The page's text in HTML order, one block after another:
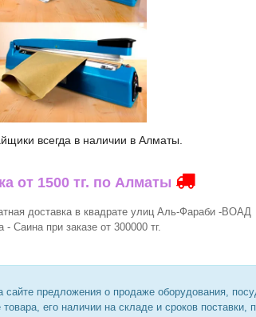
всегда в наличии в Алматы.
от 1500 тг. по Алматы
доставка в квадрате улиц Аль-Фараби -ВОАД
- Саина при заказе от 300000 тг.
предложения о продаже оборудования,
товара, его наличии на складе и сроков поставки,